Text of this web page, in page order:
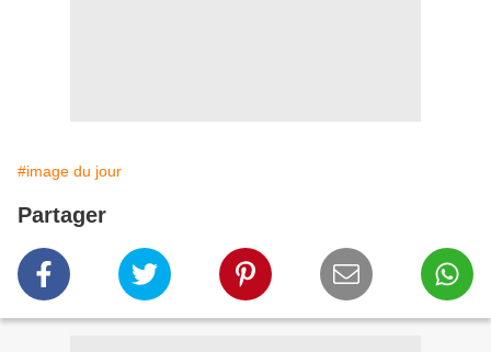
#image du jour
Partager